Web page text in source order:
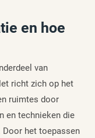
en hoe
van
richt zich op het
ruimtes door
en technieken die
Door het toepassen